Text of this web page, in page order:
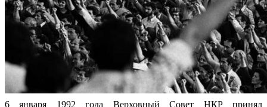
6 января 1992 года Верховный Совет НКР принял